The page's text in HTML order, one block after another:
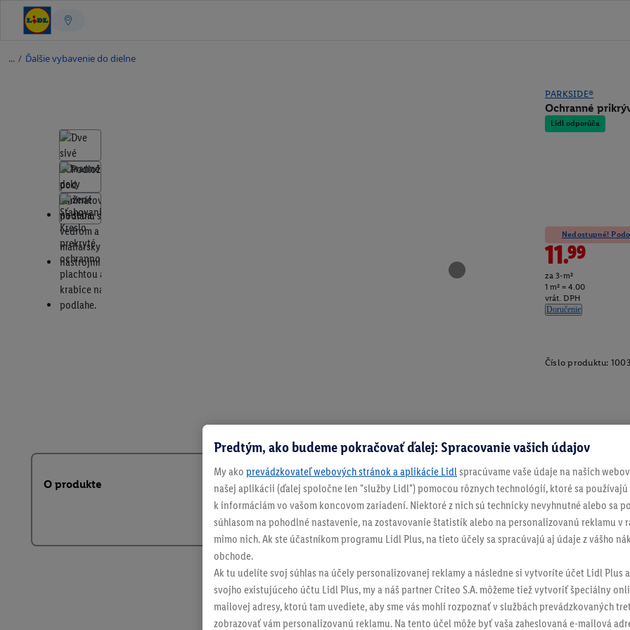
/ Ďalšie vybavenie do dielne
PARKSIDE®
Ochranné
Lidl odporúča
Nedostupné!
11.99
za 3-m²
1 m² = 4.00
vrát. DPH
Doručenie
Číslo produktu:
O produkte
Predtým, ako budeme pokračovať ďalej: Spracovanie vašich údajov
My ako prevádzkovateľ webových stránok a aplikácie Lidl spracúvame vaše údaje na našich
našej aplikácii (ďalej spoločne len "služby Lidl") pomocou rôznych technológií, ktoré sa
k informáciám vo vašom koncovom zariadení. Niektoré z nich sú technicky nevyhnutné alebo sa
súhlasom na pohodlné nastavenie, na zostavovanie štatistík alebo na personalizovanú reklamu v
mimo nich. Ak ste účastníkom programu Lidl Plus, na tieto účely sa spracúvajú aj údaje z vášho
obchode.
Ak tu udelíte svoj súhlas na účely personalizovanej reklamy a následne si vytvoríte účet Lidl Plus
svojho existujúceho účtu Lidl Plus, my a náš partner Criteo S.A. môžeme tiež vytvoriť špeciálny
mailovej adresy, ktorú tam uvediete, aby sme vás mohli rozpoznať v službách prevádzkovaných
zobrazovať vám personalizovanú reklamu. Na tento účel môže byť vaša zaheslovaná e-mailová